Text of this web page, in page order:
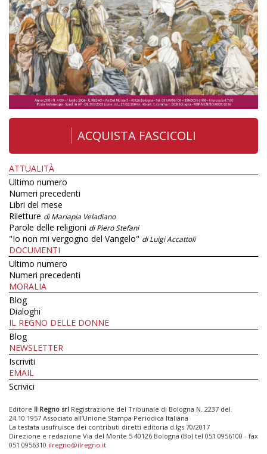
ACQUISTA FASCICOLI
ATTUALITÀ
Ultimo numero
Numeri precedenti
Libri del mese
Riletture di Mariapia Veladiano
Parole delle religioni di Piero Stefani
"Io non mi vergogno del Vangelo" di Luigi Accattoli
DOCUMENTI
Ultimo numero
Numeri precedenti
MORALIA
Blog
Dialoghi
IL REGNO DELLE DONNE
Blog
NEWSLETTER
Iscriviti
EMAIL
Scrivici
Editore Il Regno srl Registrazione del Tribunale di Bologna N. 2237 del
24.10.1957 Associato all’Unione Stampa Periodica Italiana
La testata usufruisce dei contributi diretti editoria d.lgs 70/2017
Direzione e redazione Via del Monte 5 40126 Bologna (Bo) tel 051 0956100 - fax
051 0956310 ilregno@ilregno.it